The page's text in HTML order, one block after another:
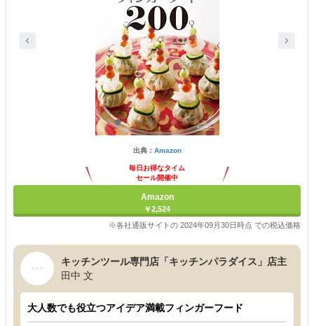
出典： Amazon
毎日お得なタイム
セール開催中
Amazon
￥2,524
※各社通販サイトの 2024年09月30日時点 での税込価格
キッチンツール専門店「キッチンパラダイス」店主
田中 文
大人数でも役立つアイデア満載フィンガーフード